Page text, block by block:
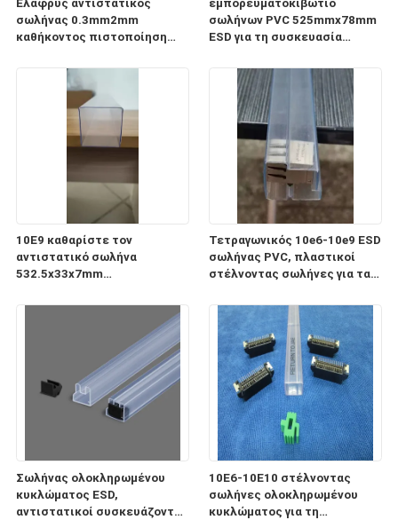
Ελαφρύς αντιστατικός
σωλήνας 0.3mm2mm
καθήκοντος πιστοποίηση
εμπορευματοκιβώτιο
σωλήνων PVC 525mmx78mm
ESD για τη συσκευασία
ηλεκτρικού ρεύματος
10E9 καθαρίστε τον
αντιστατικό σωλήνα
532.5x33x7mm
ESD για τη συσκευασία και τη
Τετραγωνικός 10e6-10e9 ESD
σωλήνας PVC, πλαστικοί
στέλνοντας σωλήνες για τα
Σωλήνας ολοκληρωμένου
κυκλώματος ESD,
αντιστατικοί συσκευάζοντας
10E6-10E10 στέλνοντας
σωλήνες ολοκληρωμένου
κυκλώματος για τη